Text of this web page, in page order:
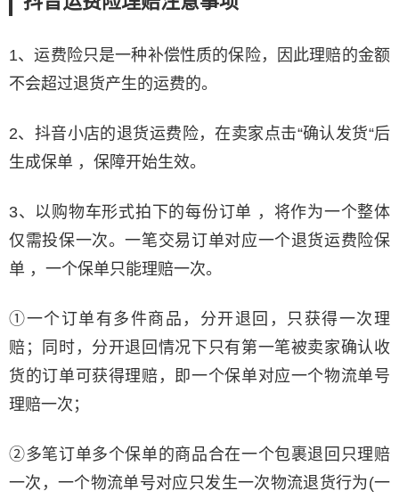
1、运费险只是一种补偿性质的保险，因此理赔的金额
不会超过退货产生的运费的。
2、抖音小店的退货运费险，在卖家点击“确认发货“后
生成保单 ，保障开始生效。
3、以购物车形式拍下的每份订单 ，将作为一个整体
仅需投保一次。一笔交易订单对应一个退货运费险保
单 ，一个保单只能理赔一次。
①一个订单有多件商品，分开退回，只获得一次理
赔；同时，分开退回情况下只有第一笔被卖家确认收
货的订单可获得理赔，即一个保单对应一个物流单号
理赔一次；
②多笔订单多个保单的商品合在一个包裹退回只理赔
一次，一个物流单号对应只发生一次物流退货行为(一